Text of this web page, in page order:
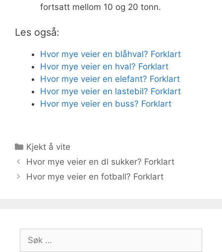
fortsatt mellom 10 og 20 tonn.
Les også:
Hvor mye veier en blåhval? Forklart
Hvor mye veier en hval? Forklart
Hvor mye veier en elefant? Forklart
Hvor mye veier en lastebil? Forklart
Hvor mye veier en buss? Forklart
Kategorier
Kjekt å vite
Hvor mye veier en dl sukker? Forklart
Hvor mye veier en fotball? Forklart
Søk
etter: